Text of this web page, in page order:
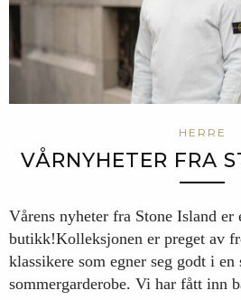
HERRE
VÅRNYHETER FRA
Vårens nyheter fra Stone Island
butikk!Kolleksjonen er preget av
klassikere som egner seg godt i
sommergarderobe. Vi har fått inn